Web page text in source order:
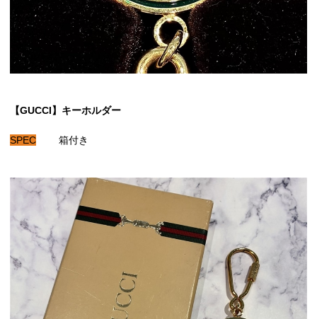
【GUCCI】キーホルダー
SPEC 箱付き